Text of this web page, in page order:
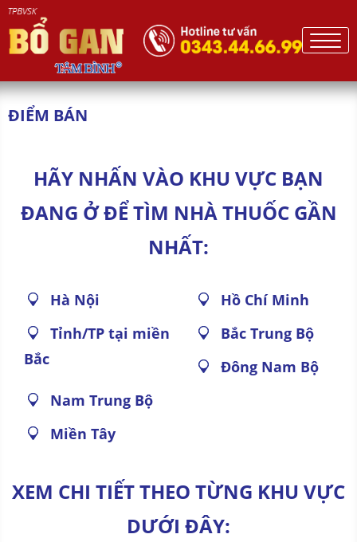
ĐIỂM BÁN
HÃY NHẤN VÀO KHU VỰC BẠN
ĐANG Ở ĐỂ TÌM NHÀ THUỐC GẦN
NHẤT:
Hà Nội
Hồ Chí Minh
Tỉnh/TP tại miền
Bắc
Bắc Trung Bộ
Đông Nam Bộ
Nam Trung Bộ
Miền Tây
XEM CHI TIẾT THEO TỪNG KHU VỰC
DƯỚI ĐÂY: